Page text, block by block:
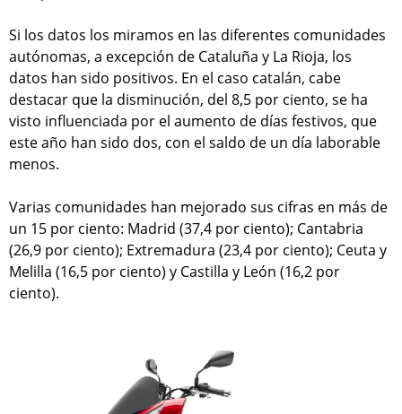
Si los datos los miramos en las diferentes comunidades
autónomas, a excepción de Cataluña y La Rioja, los
datos han sido positivos. En el caso catalán, cabe
destacar que la disminución, del 8,5 por ciento, se ha
visto influenciada por el aumento de días festivos, que
este año han sido dos, con el saldo de un día laborable
menos.
Varias comunidades han mejorado sus cifras en más de
un 15 por ciento: Madrid (37,4 por ciento); Cantabria
(26,9 por ciento); Extremadura (23,4 por ciento); Ceuta y
Melilla (16,5 por ciento) y Castilla y León (16,2 por
ciento).